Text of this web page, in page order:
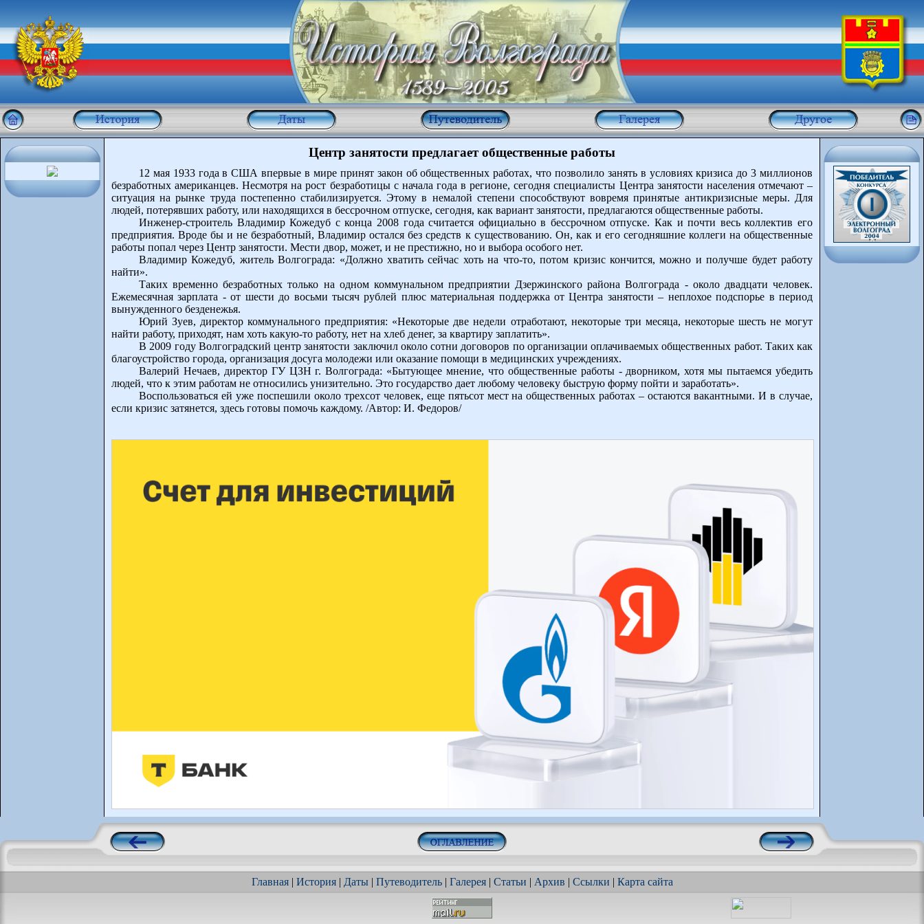
Центр занятости предлагает общественные работы
12 мая 1933 года в США впервые в мире принят закон об общественных работах, что позволило занять в условиях кризиса до 3 миллионов
безработных американцев. Несмотря на рост безработицы с начала года в регионе, сегодня специалисты Центра занятости населения отмечают –
ситуация на рынке труда постепенно стабилизируется. Этому в немалой степени способствуют вовремя принятые антикризисные меры. Для
людей, потерявших работу, или находящихся в бессрочном отпуске, сегодня, как вариант занятости, предлагаются общественные работы.
Инженер-строитель Владимир Кожедуб с конца 2008 года считается официально в бессрочном отпуске. Как и почти весь коллектив его
предприятия. Вроде бы и не безработный, Владимир остался без средств к существованию. Он, как и его сегодняшние коллеги на общественные
работы попал через Центр занятости. Мести двор, может, и не престижно, но и выбора особого нет.
Владимир Кожедуб, житель Волгограда: «Должно хватить сейчас хоть на что-то, потом кризис кончится, можно и получше будет работу
найти».
Таких временно безработных только на одном коммунальном предприятии Дзержинского района Волгограда - около двадцати человек.
Ежемесячная зарплата - от шести до восьми тысяч рублей плюс материальная поддержка от Центра занятости – неплохое подспорье в период
вынужденного безденежья.
Юрий Зуев, директор коммунального предприятия: «Некоторые две недели отработают, некоторые три месяца, некоторые шесть не могут
найти работу, приходят, нам хоть какую-то работу, нет на хлеб денег, за квартиру заплатить».
В 2009 году Волгоградский центр занятости заключил около сотни договоров по организации оплачиваемых общественных работ. Таких как
благоустройство города, организация досуга молодежи или оказание помощи в медицинских учреждениях.
Валерий Нечаев, директор ГУ ЦЗН г. Волгограда: «Бытующее мнение, что общественные работы - дворником, хотя мы пытаемся убедить
людей, что к этим работам не относились унизительно. Это государство дает любому человеку быструю форму пойти и заработать».
Воспользоваться ей уже поспешили около трехсот человек, еще пятьсот мест на общественных работах – остаются вакантными. И в случае,
если кризис затянется, здесь готовы помочь каждому. /Автор: И. Федоров/
Главная| История| Даты| Путеводитель| Галерея| Статьи | Архив | Ссылки | Карта сайта